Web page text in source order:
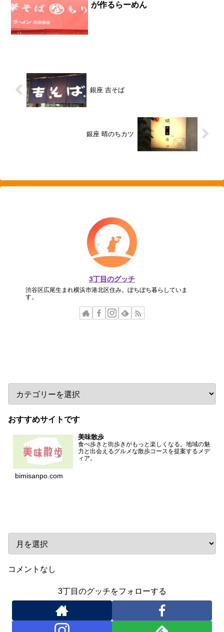
が作るらーめん
銀座 吉そば
銀座 晴のちカツ
3丁目のグッチ
渋谷区広尾生まれ横浜市港北区住み。ぼちぼち暮らしていま
す。
おすすめサイトです
美味散歩
食べ歩きと街歩きがもっと楽しくなる。地域の魅
力と出会えるグルメな散歩コースを提案するメデ
ィア。
bimisanpo.com
コメントなし
3丁目のグッチをフォローする